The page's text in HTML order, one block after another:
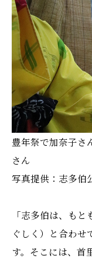
豊年祭で加奈子さ
さん
写真提供：志多伯
「志多伯は、も
ぐしく）と合わせ
す。そこには、首